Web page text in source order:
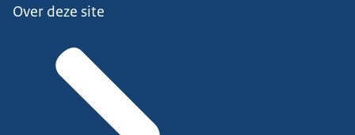
Over deze site